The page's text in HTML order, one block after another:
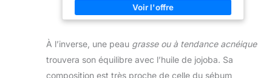
huile est particulièrement riche en acides gras oméga
6 gamma linolénique ou GLA (6 à 14 %). On la
recommande souvent pour traiter l’eczéma, le
les troubles liés à la période prémenstruelle, ainsi
que les symptômes des règles douloureuses et est
également préconisée à l'arrivée de la ménopause
contre les bouffées de chaleur.
BOURRACHE BIO
À l’inverse, une peau grasse ou à tendance acnéique
trouvera son équilibre avec l’huile de jojoba. Sa
composition est très proche de celle du sébum